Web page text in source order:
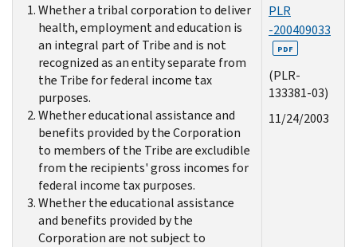
Whether a tribal corporation to deliver
health, employment and education is
an integral part of Tribe and is not
recognized as an entity separate from
the Tribe for federal income tax
purposes.
Whether educational assistance and
benefits provided by the Corporation
to members of the Tribe are excludible
from the recipients' gross incomes for
federal income tax purposes.
Whether the educational assistance
and benefits provided by the
Corporation are not subject to
PLR
-200409033
PDF
(PLR-
133381-03)
11/24/2003